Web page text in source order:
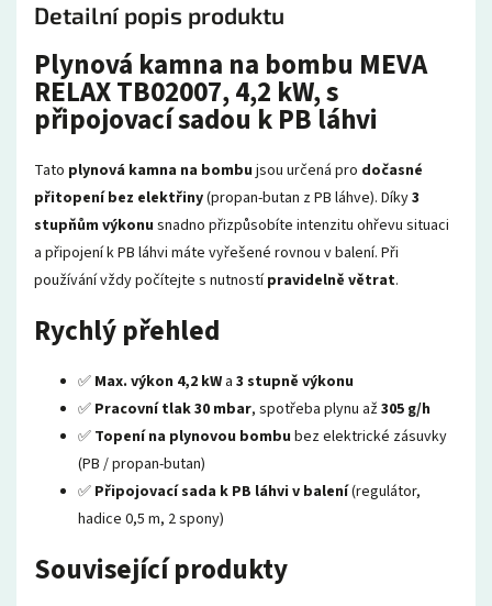
Detailní popis produktu
Plynová kamna na bombu MEVA
RELAX TB02007, 4,2 kW, s
připojovací sadou k PB láhvi
Tato plynová kamna na bombu jsou určená pro dočasné
přitopení bez elektřiny(propan-butan z PB láhve). Díky3
stupňům výkonu snadno přizpůsobíte intenzitu ohřevu situaci
a připojení k PB láhvi máte vyřešené rovnou v balení. Při
používání vždy počítejte s nutnostípravidelně větrat.
Rychlý přehled
✅ Max. výkon 4,2 kWa 3 stupně výkonu
✅ Pracovní tlak 30 mbar, spotřeba plynu až305 g/h
✅ Topení na plynovou bombu bez elektrické zásuvky
(PB / propan-butan)
✅ Připojovací sada k PB láhvi v balení(regulátor,
hadice 0,5 m, 2 spony)
Související produkty